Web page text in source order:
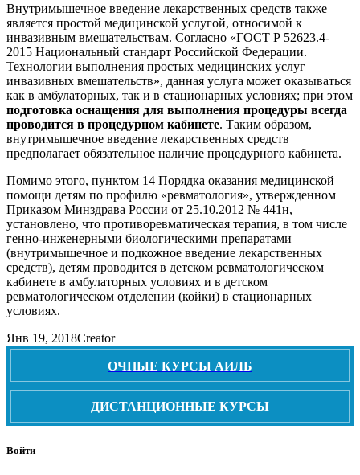
Внутримышечное введение лекарственных средств также
является простой медицинской услугой, относимой к
инвазивным вмешательствам. Согласно «ГОСТ Р 52623.4-
2015 Национальный стандарт Российской Федерации.
Технологии выполнения простых медицинских услуг
инвазивных вмешательств», данная услуга может оказываться
как в амбулаторных, так и в стационарных условиях; при этом
подготовка оснащения для выполнения процедуры всегда
проводится в процедурном кабинете. Таким образом,
внутримышечное введение лекарственных средств
предполагает обязательное наличие процедурного кабинета.
Помимо этого, пунктом 14 Порядка оказания медицинской
помощи детям по профилю «ревматология», утвержденном
Приказом Минздрава России от 25.10.2012 № 441н,
установлено, что противоревматическая терапия, в том числе
генно-инженерными биологическими препаратами
(внутримышечное и подкожное введение лекарственных
средств), детям проводится в детском ревматологическом
кабинете в амбулаторных условиях и в детском
ревматологическом отделении (койки) в стационарных
условиях.
Янв 19, 2018Creator
ОЧНЫЕ КУРСЫ АИЛБ
ДИСТАНЦИОННЫЕ КУРСЫ
Войти